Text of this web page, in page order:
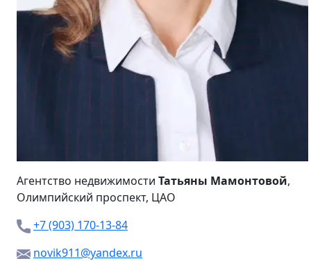
Агентство недвижимости Татьяны Мамонтовой,
Олимпийский проспект, ЦАО
+7 (903) 170-13-84
novik911@yandex.ru